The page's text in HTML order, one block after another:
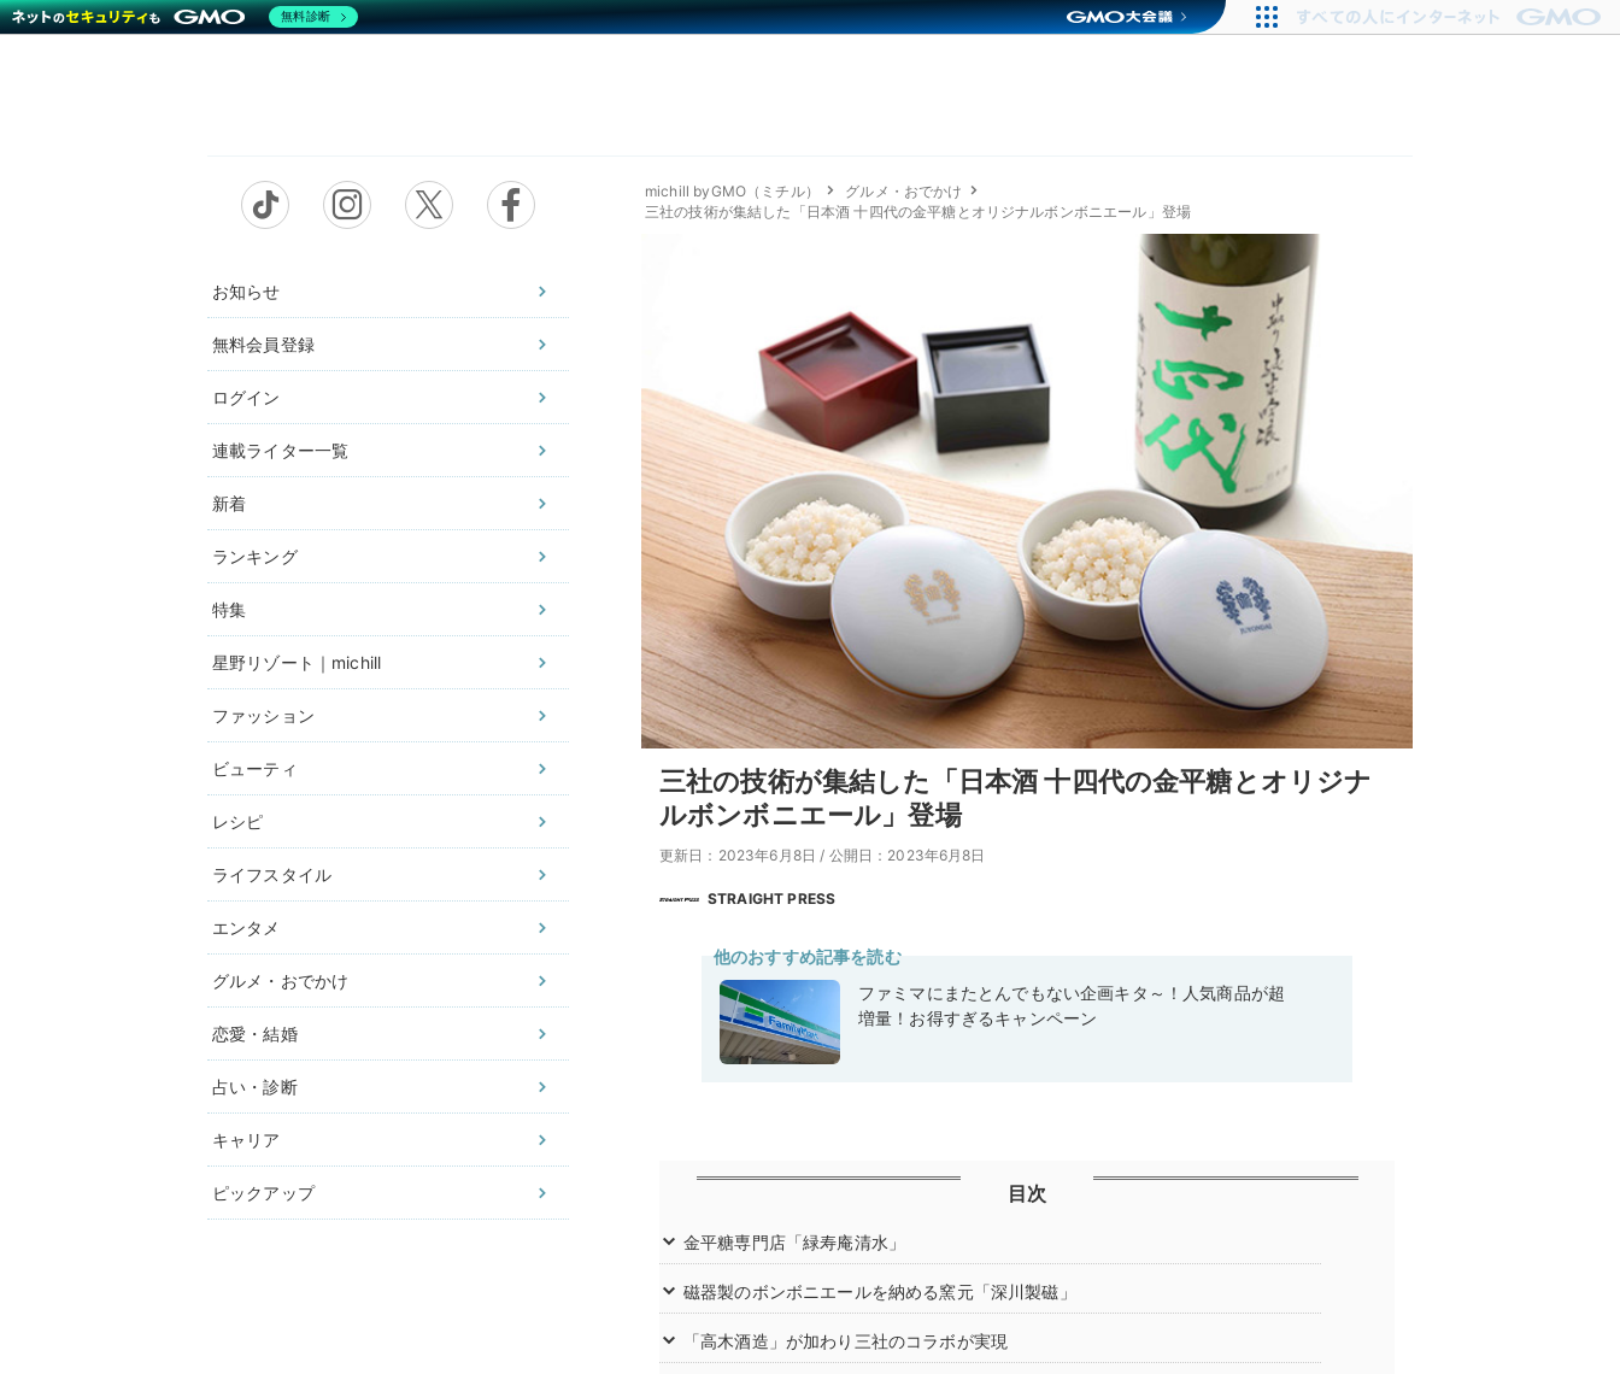
お知らせ
無料会員登録
ログイン
連載ライター一覧
新着
ランキング
特集
星野リゾート｜michill
ファッション
ビューティ
レシピ
ライフスタイル
エンタメ
グルメ・おでかけ
恋愛・結婚
占い・診断
キャリア
ピックアップ
michill byGMO（ミチル）
グルメ・おでかけ
三社の技術が集結した「日本酒 十四代の金平糖とオリジナルボンボニエール」登場
三社の技術が集結した「日本酒 十四代の金平糖とオリジナ
ルボンボニエール」登場
更新日：2023年6月8日 / 公開日：2023年6月8日
STRAIGHT PRESS
他のおすすめ記事を読む
ファミマにまたとんでもない企画キタ～！人気商品が超
増量！お得すぎるキャンペーン
目次
金平糖専門店「緑寿庵清水」
磁器製のボンボニエールを納める窯元「深川製磁」
「高木酒造」が加わり三社のコラボが実現
無料診断